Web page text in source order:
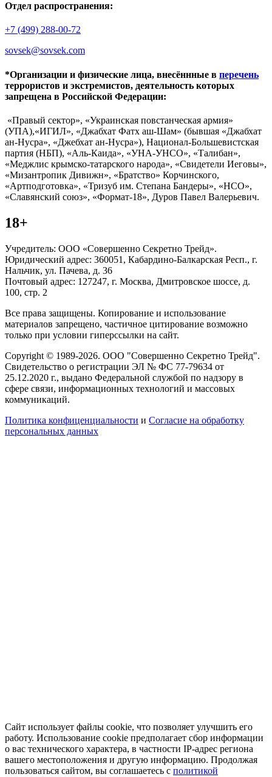
Отдел распространения:
+7 (499) 288-00-72
sovsek@sovsek.com
*Организации и физические лица, внесённные в перечень
террористов и экстремистов, деятельность которых
запрещена в Российской Федерации:
«Правый сектор», «Украинская повстанческая армия»
(УПА),«ИГИЛ», «Джабхат Фатх аш-Шам» (бывшая «Джабхат
ан-Нусра», «Джебхат ан-Нусра»), Национал-Большевистская
партия (НБП), «Аль-Каида», «УНА-УНСО», «Талибан»,
«Меджлис крымско-татарского народа», «Свидетели Иеговы»,
«Мизантропик Дивижн», «Братство» Корчинского,
«Артподготовка», «Тризуб им. Степана Бандеры», «НСО»,
«Славянский союз», «Формат-18», Дуров Павел Валерьевич.
18+
Учредитель: ООО «Совершенно Секретно Трейд».
Юридический адрес: 360051, Кабардино-Балкарская Респ., г.
Нальчик, ул. Пачева, д. 36
Почтовый адрес: 127247, г. Москва, Дмитровское шоссе, д.
100, стр. 2
Все права защищены. Копирование и использование
материалов запрещено, частичное цитирование возможно
только при условии гиперссылки на сайт.
Copyright © 1989-2026. ООО "Совершенно Секретно Трейд".
Свидетельство о регистрации ЭЛ № ФС 77-79634 от
25.12.2020 г., выдано Федеральной службой по надзору в
сфере связи, информационных технологий и массовых
коммуникаций.
Политика конфиценциальности и Согласие на обработку
персональных данных
Сайт использует файлы cookie, что позволяет улучшить его
работу. Использование cookie предполагает сбор информации
о вас технического характера, в частности IP-адрес региона
вашего местоположения и другую информацию. Продолжая
пользоваться сайтом, вы соглашаетесь с политикой